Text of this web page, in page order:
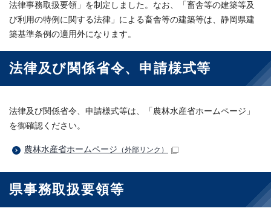
法律事務取扱要領」を制定しました。なお、「畜舎等の建築等及
び利用の特例に関する法律」による畜舎等の建築等は、静岡県建
築基準条例の適用外になります。
法律及び関係省令、申請様式等
法律及び関係省令、申請様式等は、「農林水産省ホームページ」
を御確認ください。
農林水産省ホームページ （外部リンク）
県事務取扱要領等